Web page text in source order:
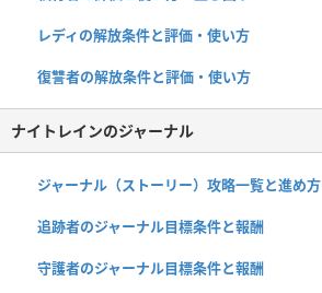
レディの解放条件と評価・使い方
復讐者の解放条件と評価・使い方
ナイトレインのジャーナル
ジャーナル（ストーリー）攻略一覧と進め方
追跡者のジャーナル目標条件と報酬
守護者のジャーナル目標条件と報酬